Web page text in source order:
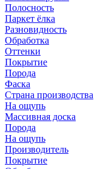
Полосность
Паркет ёлка
Разновидность
Обработка
Оттенки
Покрытие
Порода
Фаска
Страна производства
На ощупь
Массивная доска
Порода
На ощупь
Производитель
Покрытие